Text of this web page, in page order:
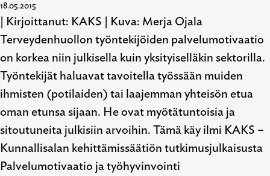
18.05.2015
| Kirjoittanut: KAKS | Kuva: Merja Ojala
Terveydenhuollon työntekijöiden palvelumotivaatio
on korkea niin julkisella kuin yksityiselläkin sektorilla.
Työntekijät haluavat tavoitella työssään muiden
ihmisten (potilaiden) tai laajemman yhteisön etua
oman etunsa sijaan. He ovat myötätuntoisia ja
sitoutuneita julkisiin arvoihin. Tämä käy ilmi KAKS –
Kunnallisalan kehittämissäätiön tutkimusjulkaisusta
Palvelumotivaatio ja työhyvinvointi